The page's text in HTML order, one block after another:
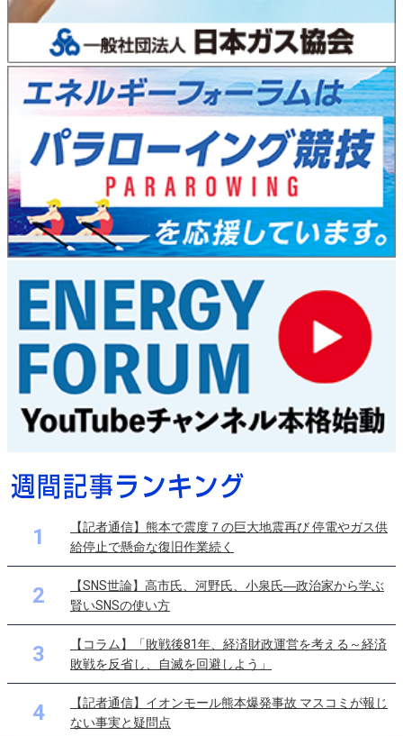
1
【記者通信】熊本で震度７の巨大地震再び 停電やガス供
給停止で懸命な復旧作業続く
2
【SNS世論】高市氏、河野氏、小泉氏―政治家から学ぶ
賢いSNSの使い方
3
【コラム】「敗戦後81年、経済財政運営を考える～経済
敗戦を反省し、自滅を回避しよう」
4
【記者通信】イオンモール熊本爆発事故 マスコミが報じ
ない事実と疑問点